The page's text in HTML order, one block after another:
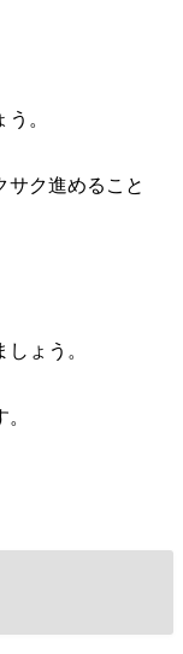
。
サク進めること
ょう。